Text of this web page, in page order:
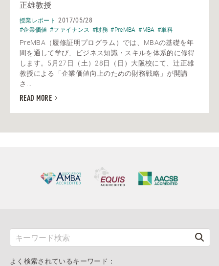
正雄教授
授業レポート 2017/05/28
#企業価値 #ファイナンス #財務 #PreMBA #MBA #単科
PreMBA（履修証明プログラム）では、MBAの基礎を年
間を通して学び、ビジネス知識・スキルを体系的に修得
します。5月27日（土）28日（日）大阪校にて、辻正雄
教授による「企業価値向上のための財務戦略」が開講
さ...
READ MORE
よく検索されているキーワード：